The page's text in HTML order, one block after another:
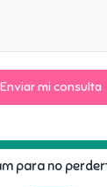
Enviar mi consulta
para no